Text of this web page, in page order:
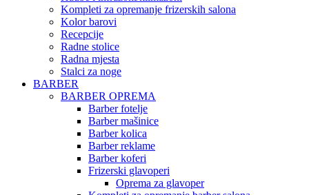
Kompleti za opremanje frizerskih salona
Kolor barovi
Recepcije
Radne stolice
Radna mjesta
Stalci za noge
BARBER
BARBER OPREMA
Barber fotelje
Barber mašinice
Barber kolica
Barber reklame
Barber koferi
Frizerski glavoperi
Oprema za glavoper